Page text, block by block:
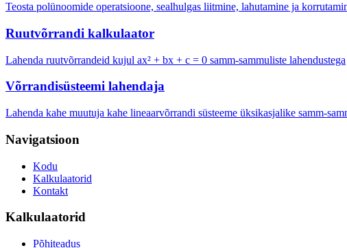
Teosta polünoomide operatsioone, sealhulgas liitmine, lahutamine ja
Ruutvõrrandi kalkulaator
Lahenda ruutvõrrandeid kujul ax² + bx + c = 0 samm-sammuliste lahendustega
Võrrandisüsteemi lahendaja
Lahenda kahe muutuja kahe lineaarvõrrandi süsteeme üksikasjalike samm-
Navigatsioon
Kodu
Kalkulaatorid
Kontakt
Kalkulaatorid
Põhiteadus